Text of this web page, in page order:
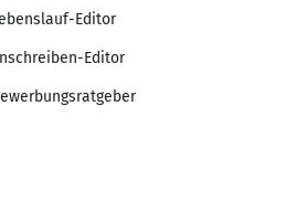
Editor
Editor